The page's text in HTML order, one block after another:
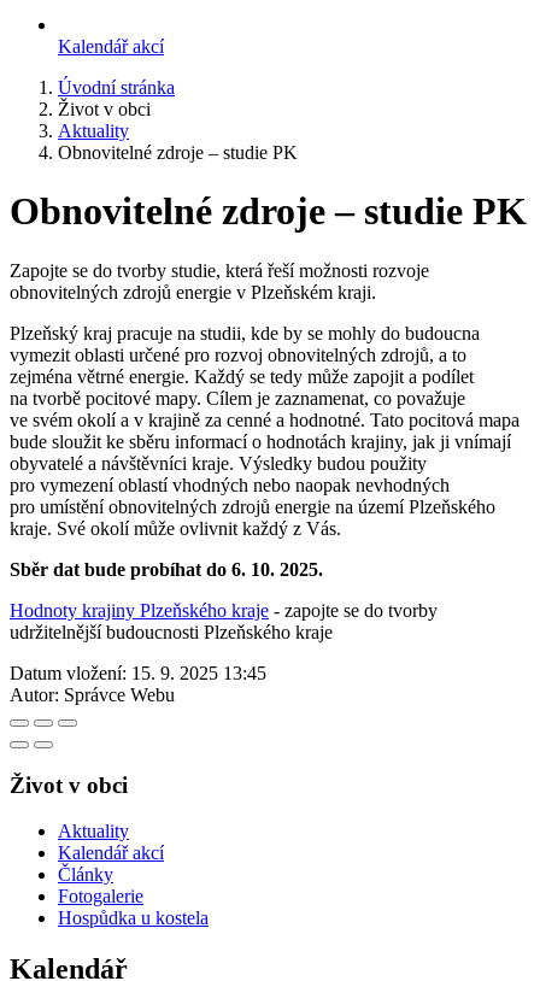
Kalendář akcí
Úvodní stránka
Život v obci
Aktuality
Obnovitelné zdroje – studie PK
Obnovitelné zdroje – studie PK
Zapojte se do tvorby studie, která řeší možnosti rozvoje
obnovitelných zdrojů energie v Plzeňském kraji.
Plzeňský kraj pracuje na studii, kde by se mohly do budoucna
vymezit oblasti určené pro rozvoj obnovitelných zdrojů, a to
zejména větrné energie. Každý se tedy může zapojit a podílet
na tvorbě pocitové mapy. Cílem je zaznamenat, co považuje
ve svém okolí a v krajině za cenné a hodnotné. Tato pocitová mapa
bude sloužit ke sběru informací o hodnotách krajiny, jak ji vnímají
obyvatelé a návštěvníci kraje. Výsledky budou použity
pro vymezení oblastí vhodných nebo naopak nevhodných
pro umístění obnovitelných zdrojů energie na území Plzeňského
kraje. Své okolí může ovlivnit každý z Vás.
Sběr dat bude probíhat do 6. 10. 2025.
Hodnoty krajiny Plzeňského kraje - zapojte se do tvorby
udržitelnější budoucnosti Plzeňského kraje
Datum vložení: 15. 9. 2025 13:45
Autor: Správce Webu
Život v obci
Aktuality
Kalendář akcí
Články
Fotogalerie
Hospůdka u kostela
Kalendář